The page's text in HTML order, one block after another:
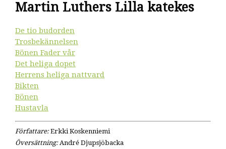
Martin Luthers Lilla katekes
De tio budorden
Trosbekännelsen
Bönen Fader vår
Det heliga dopet
Herrens heliga nattvard
Bikten
Bönen
Hustavla
Författare:Erkki Koskenniemi
Översättning:André Djupsjöbacka